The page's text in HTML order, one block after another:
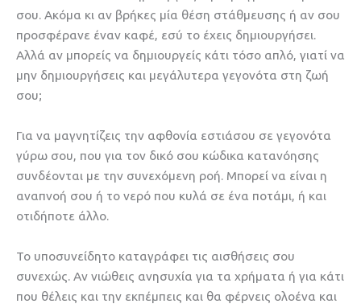
σου. Ακόμα κι αν βρήκες μία θέση στάθμευσης ή αν σου
προσφέρανε έναν καφέ, εσύ το έχεις δημιουργήσει.
Αλλά αν μπορείς να δημιουργείς κάτι τόσο απλό, γιατί να
μην δημιουργήσεις και μεγάλυτερα γεγονότα στη ζωή
σου;
Για να μαγνητίζεις την αφθονία εστιάσου σε γεγονότα
γύρω σου, που για τον δικό σου κώδικα κατανόησης
συνδέονται με την συνεχόμενη ροή. Μπορεί να είναι η
αναπνοή σου ή το νερό που κυλά σε ένα ποτάμι, ή και
οτιδήποτε άλλο.
Το υποσυνείδητο καταγράφει τις αισθήσεις σου
συνεχώς. Αν νιώθεις ανησυχία για τα χρήματα ή για κάτι
που θέλεις και την εκπέμπεις και θα φέρνεις ολοένα και